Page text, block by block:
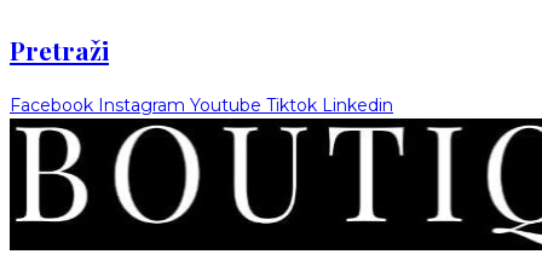
Pretraži
Facebook Instagram Youtube Tiktok Linkedin